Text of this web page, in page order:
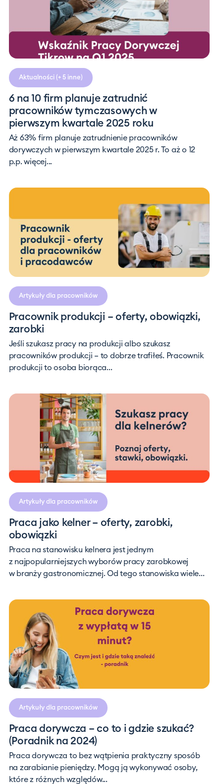
Aktualności (+ 5 inne)
6 na 10 firm planuje zatrudnić
pracowników tymczasowych w
pierwszym kwartale 2025 roku
Aż 63% firm planuje zatrudnienie pracowników
dorywczych w pierwszym kwartale 2025 r. To aż o 12
p.p. więcej...
Artykuły dla pracowników
Pracownik produkcji – oferty, obowiązki,
zarobki
Jeśli szukasz pracy na produkcji albo szukasz
pracowników produkcji – to dobrze trafiłeś. Pracownik
produkcji to osoba biorąca...
Artykuły dla pracowników
Praca jako kelner – oferty, zarobki,
obowiązki
Praca na stanowisku kelnera jest jednym
z najpopularniejszych wyborów pracy zarobkowej
w branży gastronomicznej. Od tego stanowiska wiele...
Artykuły dla pracowników
Praca dorywcza – co to i gdzie szukać?
(Poradnik na 2024)
Praca dorywcza to bez wątpienia praktyczny sposób
na zarabianie pieniędzy. Mogą ją wykonywać osoby,
które z różnych względów...